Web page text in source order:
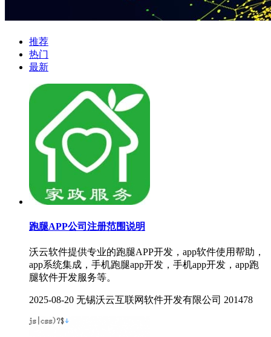
推荐
热门
最新
跑腿APP公司注册范围说明
沃云软件提供专业的跑腿APP开发，app软件使用帮助，
app系统集成，手机跑腿app开发，手机app开发，app跑
腿软件开发服务等。
2025-08-20 无锡沃云互联网软件开发有限公司 201478